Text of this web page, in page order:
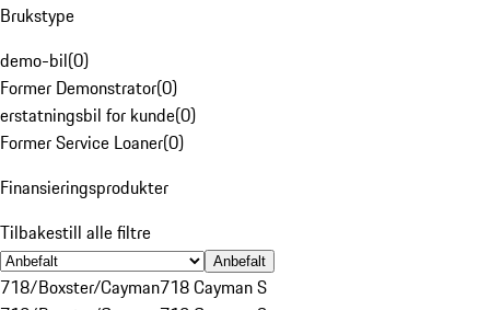
Brukstype
demo-bil(0)
Former Demonstrator(0)
erstatningsbil for kunde(0)
Former Service Loaner(0)
Finansieringsprodukter
Tilbakestill alle filtre
Anbefalt
718/Boxster/Cayman718 Cayman S